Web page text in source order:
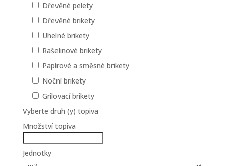
Dřevěné pelety
Dřevěné brikety
Uhelné brikety
Rašelinové brikety
Papírové a směsné brikety
Noční brikety
Grilovací brikety
Vyberte druh (y) topiva
Množství topiva
Jednotky